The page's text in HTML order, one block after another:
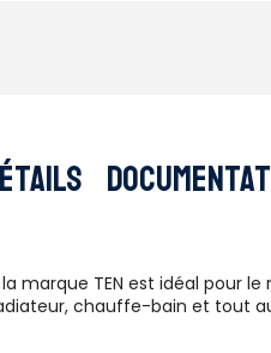
marque TEN est idéal pour
chauffe-bain et tout